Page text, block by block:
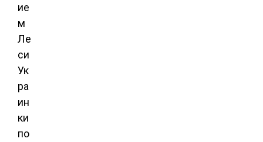
ие
м
Ле
си
Ук
ра
ин
ки
по